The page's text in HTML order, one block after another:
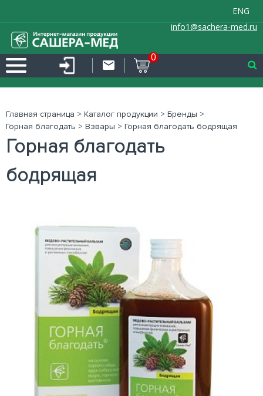
ENG
info1@sachera-med.ru
0
Главная страница > Каталог продукции > Бренды >
Горная благодать > Взвары > Горная благодать бодрящая
Горная благодать
бодрящая